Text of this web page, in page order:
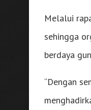
Melalui
sehingga
berdaya
“Dengan